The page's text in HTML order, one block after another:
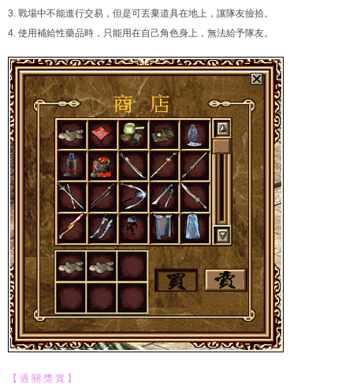
3. 戰場中不能進行交易，但是可丟棄道具在地上，讓隊友撿拾。
4. 使用補給性藥品時，只能用在自己角色身上，無法給予隊友。
【 過 關 獎 賞 】